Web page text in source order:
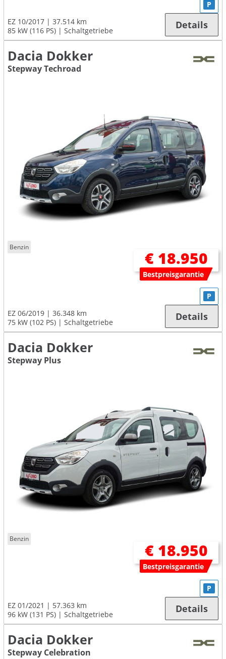
EZ 10/2017
37.514 km
85 kW (116 PS)
Schaltgetriebe
P
Details
Dacia Dokker
Stepway Techroad
Benzin
€ 18.950
Bestpreisgarantie
EZ 06/2019
36.348 km
75 kW (102 PS)
Schaltgetriebe
P
Details
Dacia Dokker
Stepway Plus
Benzin
€ 18.950
Bestpreisgarantie
EZ 01/2021
57.363 km
96 kW (131 PS)
Schaltgetriebe
P
Details
Dacia Dokker
Stepway Celebration